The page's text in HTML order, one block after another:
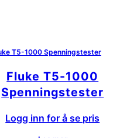
Fluke T5-1000
Spenningstester
Logg inn for å se pris